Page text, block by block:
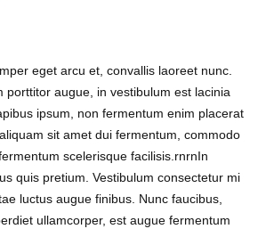
eget arcu et, convallis laoreet nunc.
porttitor augue, in vestibulum est lacinia
ipsum, non fermentum enim placerat
sit amet dui fermentum, commodo
scelerisque facilisis.rnrnIn
quis pretium. Vestibulum consectetur mi
luctus augue finibus. Nunc faucibus,
ullamcorper, est augue fermentum